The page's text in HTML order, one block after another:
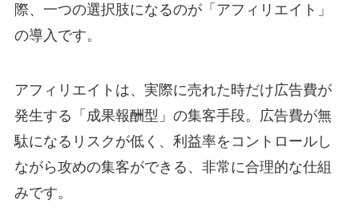
際、一つの選択肢になるのが「アフィリエイト」
の導入です。
アフィリエイトは、実際に売れた時だけ広告費が
発生する「成果報酬型」の集客手段。広告費が無
駄になるリスクが低く、利益率をコントロールし
ながら攻めの集客ができる、非常に合理的な仕組
みです。